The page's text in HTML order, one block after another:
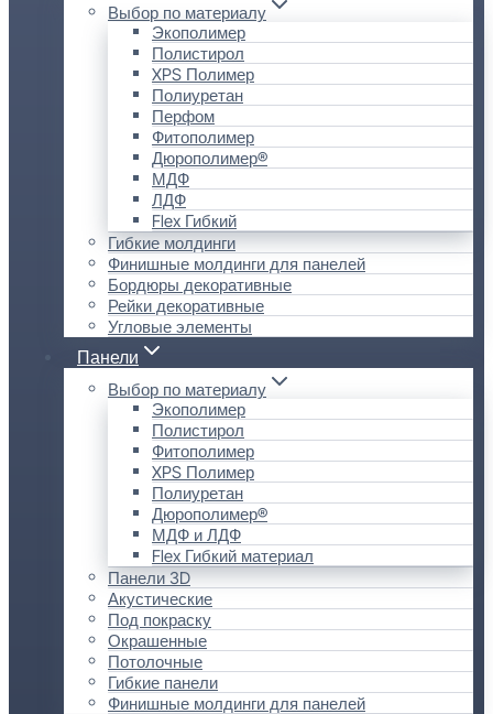
Выбор по материалу
Экополимер
Полистирол
XPS Полимер
Полиуретан
Перфом
Фитополимер
Дюрополимер®
МДФ
ЛДФ
Flex Гибкий
Гибкие молдинги
Финишные молдинги для панелей
Бордюры декоративные
Рейки декоративные
Угловые элементы
Панели
Выбор по материалу
Экополимер
Полистирол
Фитополимер
XPS Полимер
Полиуретан
Дюрополимер®
МДФ и ЛДФ
Flex Гибкий материал
Панели 3D
Акустические
Под покраску
Окрашенные
Потолочные
Гибкие панели
Финишные молдинги для панелей